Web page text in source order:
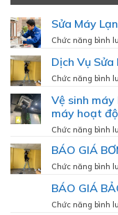
Sửa Máy
Chức năng bình
Dịch Vụ Sửa
Chức năng bình
Vệ sinh
máy hoạt
Chức năng bình
BÁO GIÁ
Chức năng bình
BÁO GIÁ
Chức năng bình